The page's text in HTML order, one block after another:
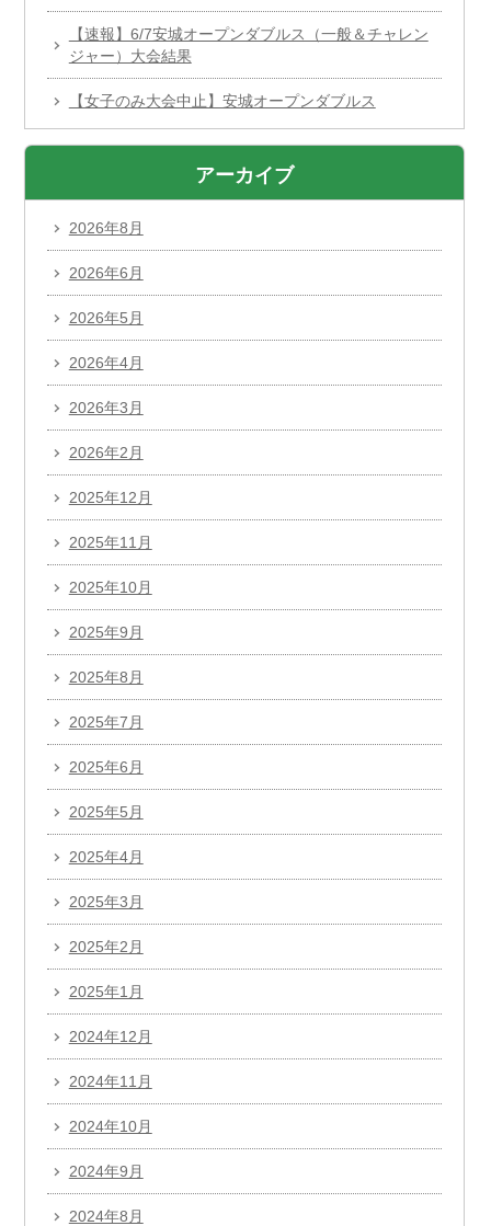
【速報】6/7安城オープンダブルス（一般＆チャレン
ジャー）大会結果
【女子のみ大会中止】安城オープンダブルス
アーカイブ
2026年8月
2026年6月
2026年5月
2026年4月
2026年3月
2026年2月
2025年12月
2025年11月
2025年10月
2025年9月
2025年8月
2025年7月
2025年6月
2025年5月
2025年4月
2025年3月
2025年2月
2025年1月
2024年12月
2024年11月
2024年10月
2024年9月
2024年8月